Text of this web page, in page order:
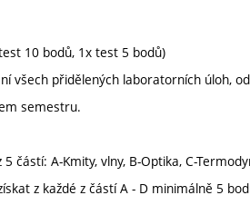
10 bodů, 1x test 5 bodů)
všech přidělených laboratorních úloh,
semestru.
částí: A-Kmity, vlny, B-Optika, C-
z každé z částí A - D minimálně 5